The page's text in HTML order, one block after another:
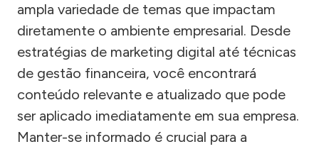
ampla variedade de temas que impactam
diretamente o ambiente empresarial. Desde
estratégias de marketing digital até técnicas
de gestão financeira, você encontrará
conteúdo relevante e atualizado que pode
ser aplicado imediatamente em sua empresa.
Manter-se informado é crucial para a